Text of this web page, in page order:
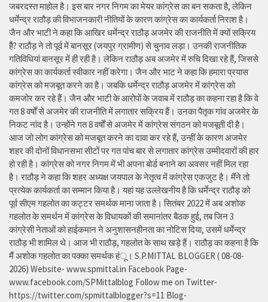
जबरदस्त माहोल है। इस बार नगर निगम का मेयर कांग्रेस का बन सकता है, लेकिन
धर्मेन्द्र राठौड़ की विभाजनकारी नीतियों के कारण कांग्रेस का कार्यकर्ता निराश है।
जैन और भाटी ने कहा कि आखिर धर्मेन्द्र राठौड़ अजमेर की राजनीति में क्यों सक्रिय
हैै? राठौड़ ने तो पूर्व में बानसूर (जयपुर ग्रामीण) से चुनाव लड़ा। उनकी राजनीतिक
गतिविधियां बानसूर में ही रही है। लेकिन राठौड़ अब अजमेर में रुचि दिखा रहे हैं, जिससे
कांग्रेस का कार्यकर्ता स्वीकार नहीं करेगा। जैन और भाट ने कहा कि हमारा प्रयास
कांग्रेस को मजबूत करने का है। जबकि धर्मेन्द्र राठौड़ अजमेर में कांग्रेस को
कमजोर कर रहे हैं। जैन और भाटी के आरोपों के जवाब में राठौड़ का कहना रहा है कि वे
गत 8 वर्षों से अजमेर की राजनीति में लगातार सक्रिय हैं। उनका पैतृक गांव अजमेर के
निकट नांद है। उन्होंने गत 8 वर्षों से अजमेर में कांग्रेस संगठन को मजबूती दी है।
आज जो लोग कांग्रेस को मजबूत करने का दावा कर रहे हैं, उन्हीं के कारण अजमेर
शहर की दोनों विधानसभा सीटों पर गत पांच बार से लगातार कांग्रेस उम्मीदवारों की हार
हो रही है। कांग्रेस को नगर निगम में भी अपना बोर्ड बनाने का अवसर नहीं मिल रहा
है। राठौड़ ने कहा कि शहर अध्यक्ष जयपाल के नेतृत्व में कांग्रेस एकजुट है। मैंने तो
प्रत्येक कार्यकर्ता का सम्मान किया है। यहां यह उल्लेखनीय है कि धर्मेन्द्र राठौड़ को
पूर्व सीएम गहलोत का कट्टर समर्थक माना जाता है। सितंबर 2022 में अब अशोक
गहलोत के समर्थन में कांग्रेस के विधायकों की समानांतर बैठक हुई, तब जिन 3
कांग्रेसी नेताओं को हाईकमान ने अनुशासनहीनता का नोटिस दिया, उसमें धर्मेन्द्र
राठौड़ भी शामिल थे। आज भी राठौड़, गहलोत के साथ खड़े हैं। राठौड़ का कहना है कि
मैं अशोक गहलोत का पक्का समर्थक हंू। S.P.MITTAL BLOGGER ( 08-08-
2026) Website- www.spmittal.in Facebook Page-
www.facebook.com/SPMittalblog Follow me on Twitter-
https://twitter.com/spmittalblogger?s=11 Blog-